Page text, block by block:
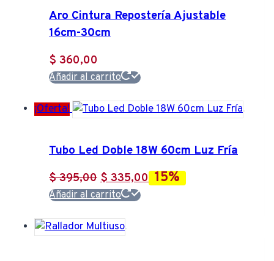
Aro Cintura Repostería Ajustable
16cm-30cm
$ 360,00
Añadir al carrito
¡Oferta!
Tubo Led Doble 18W 60cm Luz Fría
$395,00 El
precio
era:
$335,00El15%
Añadir al carrito